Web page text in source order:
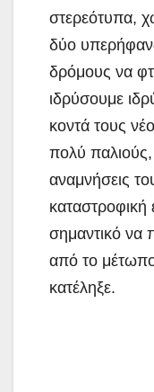
στερεότυπα,
δύο
δρόμους να
ιδρύσουμε
κοντά τους
πολύ παλιούς,
αναμνήσεις
σημαντικό να
από το
κατέληξε.